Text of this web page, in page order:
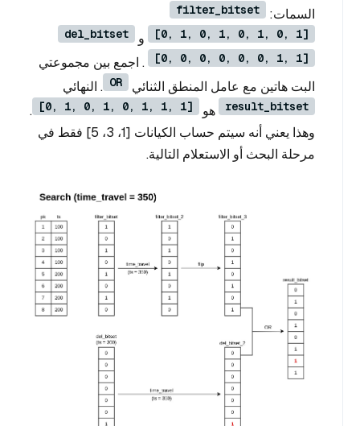
السمات:
filter_bitset
[0, 1, 0, 1, 0, 1, 0, 1]
و
del_bitset
[0, 0, 0, 0, 0, 0, 1, 1]
. اجمع بين مجموعتي
البت هاتين مع عامل المنطق الثنائي
OR . النهائي
result_bitset هو [0, 1, 0, 1, 0, 1, 1, 1]
.
وهذا يعني أنه سيتم حساب الكيانات [1، 3، 5] فقط في
مرحلة البحث أو الاستعلام التالية.